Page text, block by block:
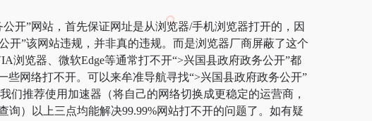
开”网站，首先保证网址是从浏览器/手机浏览器打开的，因
开”该网站违规，并非真的违规。而是浏览器厂商屏蔽了这个
览器、微软Edge等通常打不开“>兴国县政府政务公开”都
网络打不开。可以来牟准导航寻找“>兴国县政府政务公开”
们推荐使用加速器（将自己的网络切换成更稳定的运营商，
）以上三点均能解决99.99%网站打不开的问题了。如有疑